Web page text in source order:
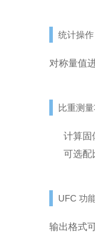
统计操作
对称量值
比重测
计算固
可选配
UFC 功
输出格式